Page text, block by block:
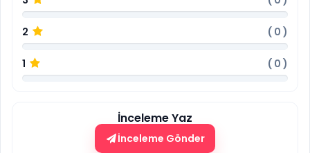
2 ( 0 )
1 ( 0 )
İnceleme Yaz
İnceleme Gönder